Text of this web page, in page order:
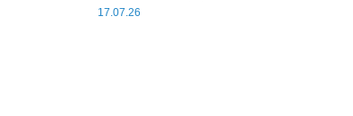
17.07.26